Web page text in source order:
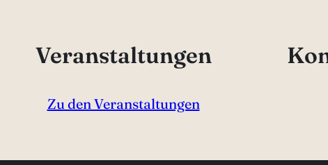
Veranstaltungen
Zu den Veranstaltungen